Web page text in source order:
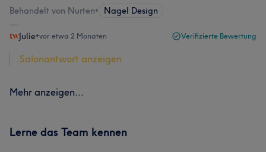
Behandelt von Nurten• Nagel Design
Julie•vor etwa 2 Monaten Verifizierte Bewertung
Salonantwort anzeigen
Mehr anzeigen...
Lerne das Team kennen